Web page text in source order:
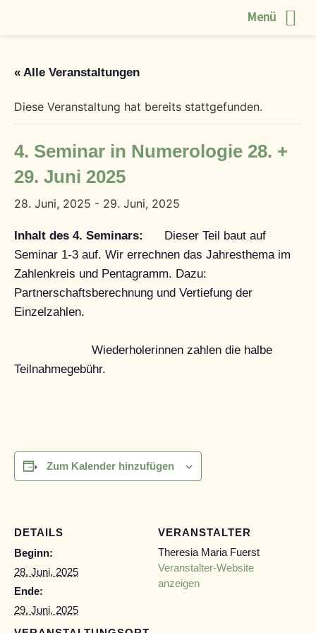
springen
« Alle Veranstaltungen
Diese Veranstaltung hat bereits stattgefunden.
4. Seminar in Numerologie 28. +
29. Juni 2025
28. Juni, 2025 - 29. Juni, 2025
Inhalt des 4. Seminars:
Dieser Teil baut auf
Seminar 1-3 auf. Wir errechnen das Jahresthema im
Zahlenkreis und Pentagramm. Dazu:
Partnerschaftsberechnung und Vertiefung der
Einzelzahlen.
Wiederholerinnen zahlen die halbe
Teilnahmegebühr.
Zum Kalender hinzufügen
DETAILS
Beginn:
28. Juni, 2025
Ende:
29. Juni, 2025
VERANSTALTER
Theresia Maria Fuerst
Veranstalter-Website
anzeigen
Menü